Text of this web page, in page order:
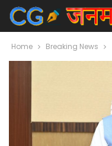
Home Breaking News